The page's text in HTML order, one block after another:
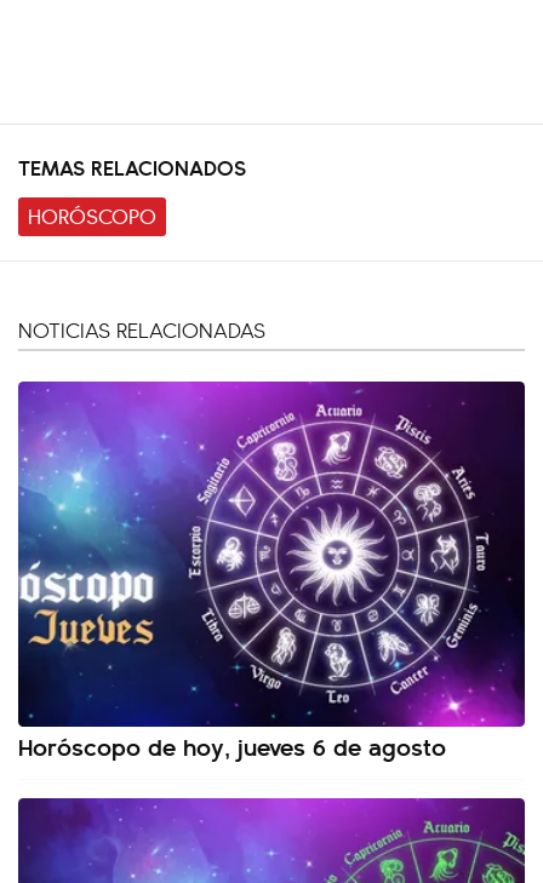
TEMAS RELACIONADOS
HORÓSCOPO
NOTICIAS RELACIONADAS
Horóscopo de hoy, jueves 6 de agosto